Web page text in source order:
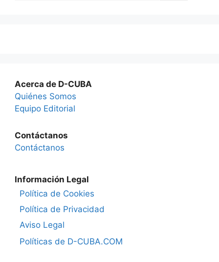
Acerca de D-CUBA
Quiénes Somos
Equipo Editorial
Contáctanos
Contáctanos
Información Legal
Política de Cookies
Política de Privacidad
Aviso Legal
Políticas de D-CUBA.COM